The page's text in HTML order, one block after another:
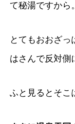
て秘湯ですから。
とてもおおざっ
はさんで反対側
ふと見るとそこ